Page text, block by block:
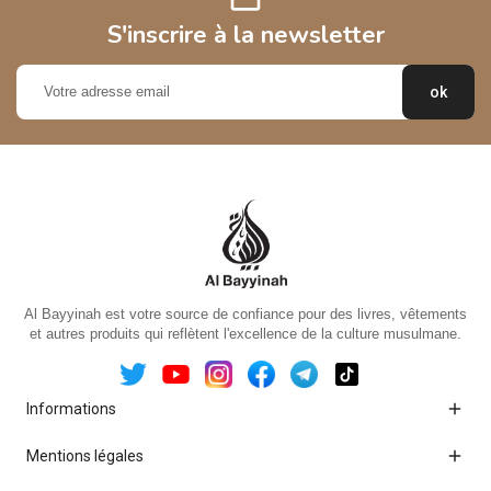
S'inscrire à la newsletter
Al Bayyinah est votre source de confiance pour des livres, vêtements
et autres produits qui reflètent l'excellence de la culture musulmane.
Informations 
Mentions légales 